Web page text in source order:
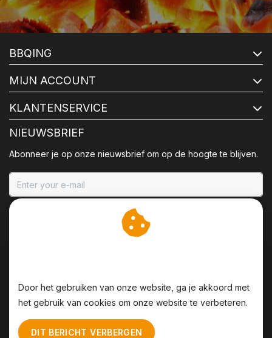
BBQING
MIJN ACCOUNT
KLANTENSERVICE
NIEUWSBRIEF
Abonneer je op onze nieuwsbrief om op de hoogte te blijven.
Algemene voorwaarden | Disclaimer
Door het gebruiken van onze website, ga je akkoord met
het gebruik van cookies om onze website te verbeteren.
DIT BERICHT VERBERGEN